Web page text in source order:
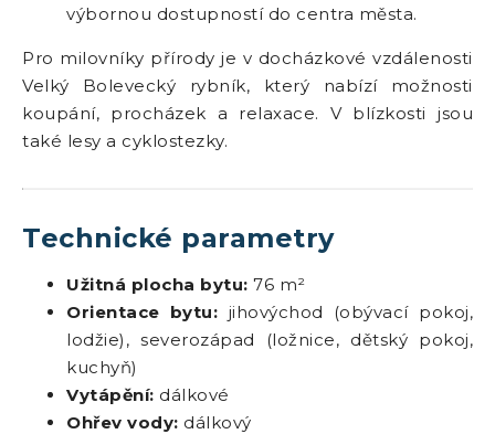
výbornou dostupností do centra města.
Pro milovníky přírody je v docházkové vzdálenosti
Velký Bolevecký rybník, který nabízí možnosti
koupání, procházek a relaxace. V blízkosti jsou
také lesy a cyklostezky.
Technické parametry
Užitná plocha bytu: 76 m²
Orientace bytu: jihovýchod (obývací pokoj,
lodžie), severozápad (ložnice, dětský pokoj,
kuchyň)
Vytápění: dálkové
Ohřev vody: dálkový